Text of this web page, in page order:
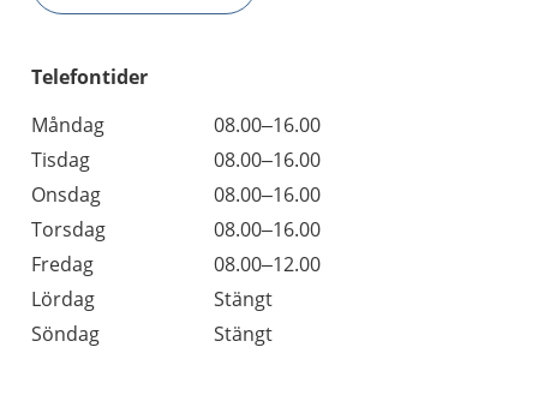
Telefontider
Måndag
08.00–16.00
Tisdag
08.00–16.00
Onsdag
08.00–16.00
Torsdag
08.00–16.00
Fredag
08.00–12.00
Lördag
Stängt
Söndag
Stängt